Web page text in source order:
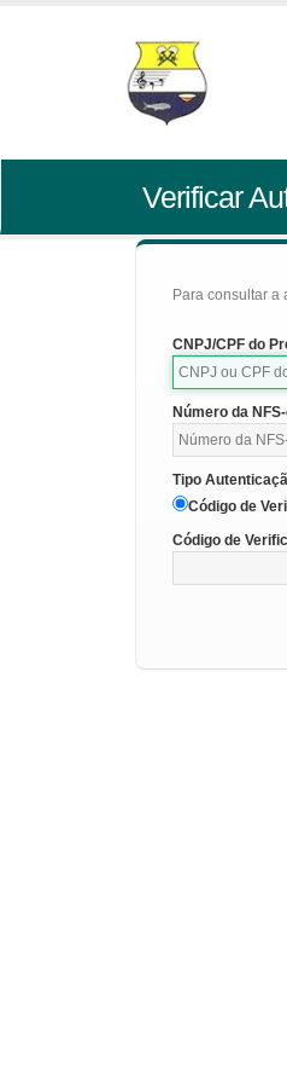
Verificar
Para consultar a
CNPJ/CPF do
Número da
Tipo
Código de
Código de